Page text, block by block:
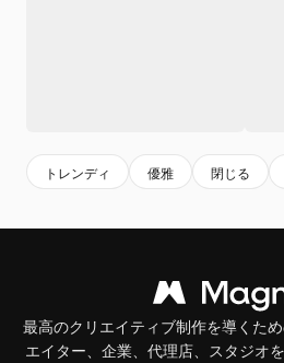
トレンディ 優雅 閉じる
最高のクリエイティブ制作を導くた
エイター、企業、代理店、スタジオ